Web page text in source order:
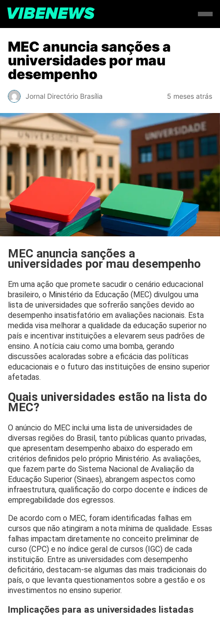
MEC anuncia sanções a
universidades por mau
desempenho
Jornal Directório Brasília 5 meses atrás
MEC anuncia sanções a
universidades por mau desempenho
Em uma ação que promete sacudir o cenário educacional
brasileiro, o Ministério da Educação (MEC) divulgou uma
lista de universidades que sofrerão sanções devido ao
desempenho insatisfatório em avaliações nacionais. Esta
medida visa melhorar a qualidade da educação superior no
país e incentivar instituições a elevarem seus padrões de
ensino. A notícia caiu como uma bomba, gerando
discussões acaloradas sobre a eficácia das políticas
educacionais e o futuro das instituições de ensino superior
afetadas.
Quais universidades estão na lista do
MEC?
O anúncio do MEC inclui uma lista de universidades de
diversas regiões do Brasil, tanto públicas quanto privadas,
que apresentam desempenho abaixo do esperado em
critérios definidos pelo próprio Ministério. As avaliações,
que fazem parte do Sistema Nacional de Avaliação da
Educação Superior (Sinaes), abrangem aspectos como
infraestrutura, qualificação do corpo docente e índices de
empregabilidade dos egressos.
De acordo com o MEC, foram identificadas falhas em
cursos que não atingiram a nota mínima de qualidade. Essas
falhas impactam diretamente no conceito preliminar de
curso (CPC) e no índice geral de cursos (IGC) de cada
instituição. Entre as universidades com desempenho
deficitário, destacam-se algumas das mais tradicionais do
país, o que levanta questionamentos sobre a gestão e os
investimentos no ensino superior.
Implicações para as universidades listadas